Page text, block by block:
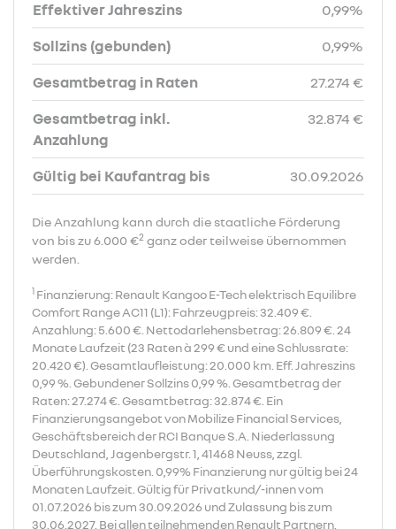
Effektiver Jahreszins 0,99%
Sollzins (gebunden) 0,99%
Gesamtbetrag in Raten 27.274 €
Gesamtbetrag inkl.
Anzahlung
32.874 €
Gültig bei Kaufantrag bis 30.09.2026
Die Anzahlung kann durch die staatliche Förderung
von bis zu 6.000 €2 ganz oder teilweise übernommen
werden.
1 Finanzierung: Renault Kangoo E-Tech elektrisch Equilibre
Comfort Range AC11 (L1): Fahrzeugpreis: 32.409 €.
Anzahlung: 5.600 €. Nettodarlehensbetrag: 26.809 €. 24
Monate Laufzeit (23 Raten à 299 € und eine Schlussrate:
20.420 €). Gesamtlaufleistung: 20.000 km. Eff. Jahreszins
0,99 %. Gebundener Sollzins 0,99 %. Gesamtbetrag der
Raten: 27.274 €. Gesamtbetrag: 32.874 €. Ein
Finanzierungsangebot von Mobilize Financial Services,
Geschäftsbereich der RCI Banque S.A. Niederlassung
Deutschland, Jagenbergstr. 1, 41468 Neuss, zzgl.
Überführungskosten. 0,99% Finanzierung nur gültig bei 24
Monaten Laufzeit. Gültig für Privatkund/-innen vom
01.07.2026 bis zum 30.09.2026 und Zulassung bis zum
30.06.2027. Bei allen teilnehmenden Renault Partnern.